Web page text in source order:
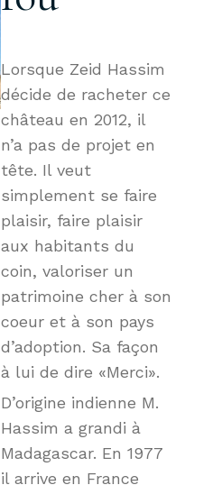
Lorsque Zeid Hassim
décide de racheter ce
château en 2012, il
n’a pas de projet en
tête. Il veut
simplement se faire
plaisir, faire plaisir
aux habitants du
coin, valoriser un
patrimoine cher à son
coeur et à son pays
d’adoption. Sa façon
à lui de dire «Merci».
D’origine indienne M.
Hassim a grandi à
Madagascar. En 1977
il arrive en France